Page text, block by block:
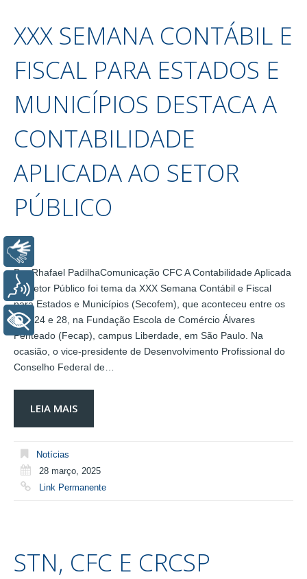
XXX SEMANA CONTÁBIL E
FISCAL PARA ESTADOS E
MUNICÍPIOS DESTACA A
CONTABILIDADE
APLICADA AO SETOR
PÚBLICO
Por Rhafael PadilhaComunicação CFC A Contabilidade Aplicada
ao Setor Público foi tema da XXX Semana Contábil e Fiscal
para Estados e Municípios (Secofem), que aconteceu entre os
dias 24 e 28, na Fundação Escola de Comércio Álvares
Penteado (Fecap), campus Liberdade, em São Paulo. Na
ocasião, o vice-presidente de Desenvolvimento Profissional do
Conselho Federal de…
LEIA MAIS
Notícias
28 março, 2025
Link Permanente
STN, CFC E CRCSP
Voz
+ Acessibilidade